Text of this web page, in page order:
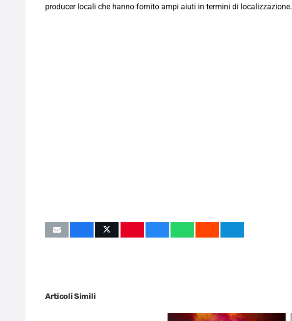
producer locali che hanno fornito ampi aiuti in termini di localizzazione.
Articoli Simili